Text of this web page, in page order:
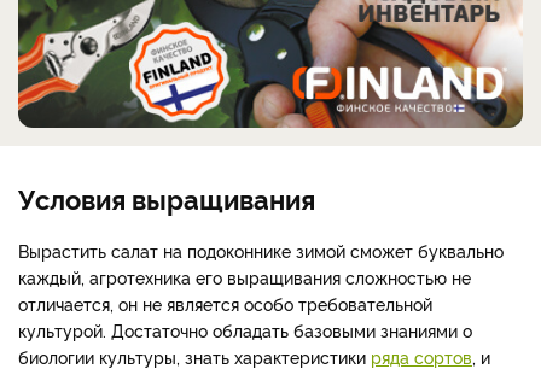
Условия выращивания
Вырастить салат на подоконнике зимой сможет буквально
каждый, агротехника его выращивания сложностью не
отличается, он не является особо требовательной
культурой. Достаточно обладать базовыми знаниями о
биологии культуры, знать характеристики ряда сортов, и